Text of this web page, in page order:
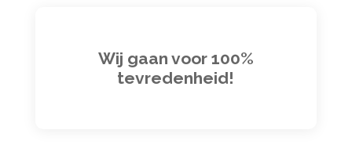
Wij gaan voor 100%
tevredenheid!